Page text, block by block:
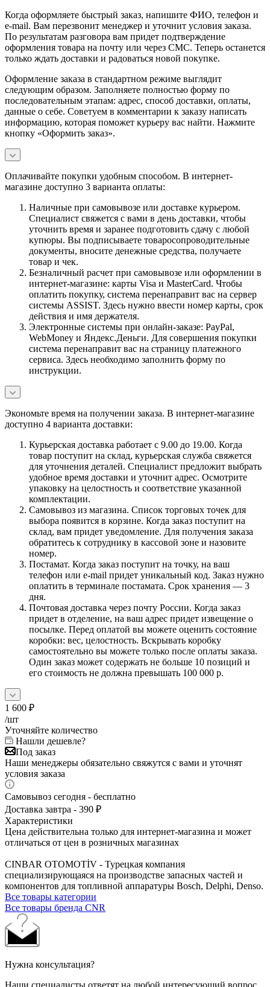
Когда оформляете быстрый заказ, напишите ФИО, телефон и
e-mail. Вам перезвонит менеджер и уточнит условия заказа.
По результатам разговора вам придет подтверждение
оформления товара на почту или через СМС. Теперь останется
только ждать доставки и радоваться новой покупке.
Оформление заказа в стандартном режиме выглядит
следующим образом. Заполняете полностью форму по
последовательным этапам: адрес, способ доставки, оплаты,
данные о себе. Советуем в комментарии к заказу написать
информацию, которая поможет курьеру вас найти. Нажмите
кнопку «Оформить заказ».
Оплачивайте покупки удобным способом. В интернет-
магазине доступно 3 варианта оплаты:
Наличные при самовывозе или доставке курьером.
Специалист свяжется с вами в день доставки, чтобы
уточнить время и заранее подготовить сдачу с любой
купюры. Вы подписываете товаросопроводительные
документы, вносите денежные средства, получаете
товар и чек.
Безналичный расчет при самовывозе или оформлении в
интернет-магазине: карты Visa и MasterCard. Чтобы
оплатить покупку, система перенаправит вас на сервер
системы ASSIST. Здесь нужно ввести номер карты, срок
действия и имя держателя.
Электронные системы при онлайн-заказе: PayPal,
WebMoney и Яндекс.Деньги. Для совершения покупки
система перенаправит вас на страницу платежного
сервиса. Здесь необходимо заполнить форму по
инструкции.
Экономьте время на получении заказа. В интернет-магазине
доступно 4 варианта доставки:
Курьерская доставка работает с 9.00 до 19.00. Когда
товар поступит на склад, курьерская служба свяжется
для уточнения деталей. Специалист предложит выбрать
удобное время доставки и уточнит адрес. Осмотрите
упаковку на целостность и соответствие указанной
комплектации.
Самовывоз из магазина. Список торговых точек для
выбора появится в корзине. Когда заказ поступит на
склад, вам придет уведомление. Для получения заказа
обратитесь к сотруднику в кассовой зоне и назовите
номер.
Постамат. Когда заказ поступит на точку, на ваш
телефон или e-mail придет уникальный код. Заказ нужно
оплатить в терминале постамата. Срок хранения — 3
дня.
Почтовая доставка через почту России. Когда заказ
придет в отделение, на ваш адрес придет извещение о
посылке. Перед оплатой вы можете оценить состояние
коробки: вес, целостность. Вскрывать коробку
самостоятельно вы можете только после оплаты заказа.
Один заказ может содержать не больше 10 позиций и
его стоимость не должна превышать 100 000 р.
1 600 ₽
/шт
Уточняйте количество
Нашли дешевле?
Под заказ
Наши менеджеры обязательно свяжутся с вами и уточнят
условия заказа
Самовывоз сегодня - бесплатно
Доставка завтра - 390 ₽
Характеристики
Цена действительна только для интернет-магазина и может
отличаться от цен в розничных магазинах
CINBAR OTOMOTİV - Турецкая компания
специализирующаяся на производстве запасных частей и
компонентов для топливной аппаратуры Bosch, Delphi, Denso.
Все товары категории
Все товары бренда CNR
Нужна консультация?
Наши специалисты ответят на любой интересующий вопрос